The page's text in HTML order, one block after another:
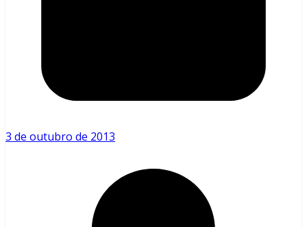
3 de outubro de 2013